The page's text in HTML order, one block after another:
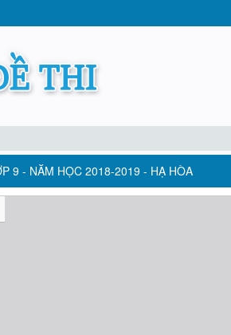
9 - NĂM HỌC 2018-2019 - HẠ HÒA